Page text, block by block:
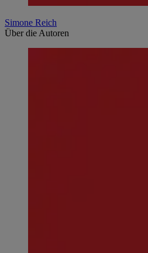
Simone Reich
Über die Autoren